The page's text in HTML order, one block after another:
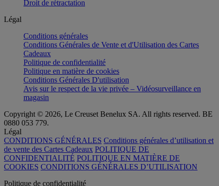
Droit de rétractation
Légal
Conditions générales
Conditions Générales de Vente et d'Utilisation des Cartes
Cadeaux
Politique de confidentialité
Politique en matière de cookies
Conditions Générales D'utilisation
Avis sur le respect de la vie privée – Vidéosurveillance en
magasin
Copyright © 2026, Le Creuset Benelux SA. All rights reserved. BE
0880 053 779.
Légal
CONDITIONS GÉNÉRALES Conditions générales d’utilisation et
de vente des Cartes Cadeaux POLITIQUE DE
CONFIDENTIALITÉ POLITIQUE EN MATIÈRE DE
COOKIES CONDITIONS GÉNÉRALES D’UTILISATION
Politique de confidentialité